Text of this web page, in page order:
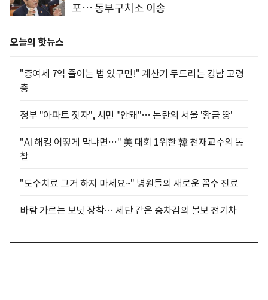
포… 동부구치소 이송
오늘의 핫뉴스
"증여세 7억 줄이는 법 있구먼!" 계산기 두드리는 강남 고령
층
정부 "아파트 짓자", 시민 "안돼"… 논란의 서울 '황금 땅'
"AI 해킹 어떻게 막냐면…" 美 대회 1위한 韓 천재교수의 통
찰
"도수치료 그거 하지 마세요~" 병원들의 새로운 꼼수 진료
바람 가르는 보닛 장착… 세단 같은 승차감의 볼보 전기차